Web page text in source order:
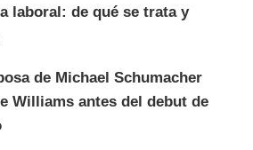
laboral: de qué se trata y
de Michael Schumacher
Williams antes del debut de